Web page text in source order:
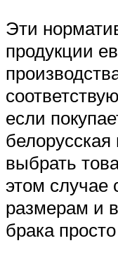
Эти
продукции
если
выбрать
этом случае
размерам и
брака